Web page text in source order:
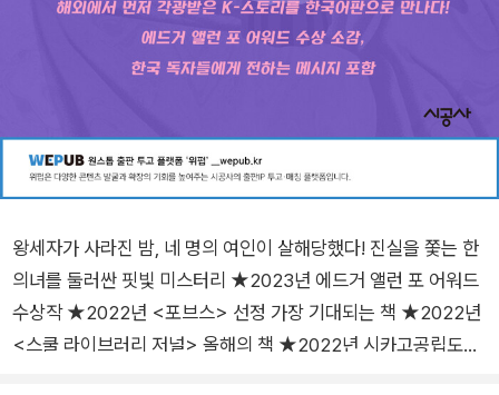
왕세자가 사라진 밤, 네 명의 여인이 살해당했다! 진실을 쫓는 한
의녀를 둘러싼 핏빛 미스터리 ★2023년 에드거 앨런 포 어워드
수상작 ★2022년 <포브스> 선정 가장 기대되는 책 ★2022년
<스쿨 라이브러리 저널> 올해의 책 ★2022년 시카고공립도서